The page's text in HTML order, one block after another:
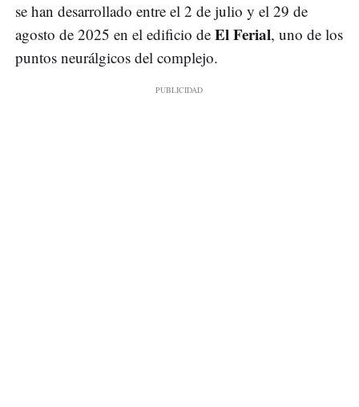
se han desarrollado entre el 2 de julio y el 29 de
agosto de 2025 en el edificio de El Ferial, uno de los
puntos neurálgicos del complejo.